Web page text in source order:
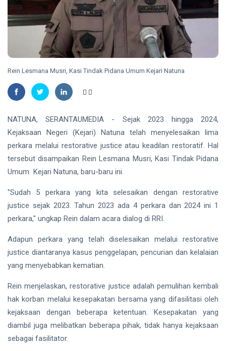
Madu,
BBKSDA
Riau
Pasang
Kandang
Jebak
HUKRIM
DPO
Kasus
Sabu
di Hotel
Solapan
08
Aug,
27
PENDIDIKAN
Unilak
Raih Juara
Harapan I
Nasional
Kategori
Disabilitas
08
Aug,
2026
33
views
Mantan
Suami
Diduga
Bacok
Perempuan
Tewas di
Pekanbaru
Aug,
2026
54
views
Siak Sri Indrapura
Prabowo Subianto
Indonesia
Pekanbaru
Rein Lesmana Musri, Kasi Tindak Pidana Umum Kejari Natuna
NATUNA, SERANTAUMEDIA - Sejak 2023 hingga 2024,
Kejaksaan Negeri (Kejari) Natuna telah menyelesaikan lima
perkara melalui restorative justice atau keadilan restoratif. Hal
tersebut disampaikan Rein Lesmana Musri, Kasi Tindak Pidana
Umum Kejari Natuna, baru-baru ini.
"Sudah 5 perkara yang kita selesaikan dengan restorative
justice sejak 2023. Tahun 2023 ada 4 perkara dan 2024 ini 1
perkara," ungkap Rein dalam acara dialog di RRI.
Adapun perkara yang telah diselesaikan melalui restorative
justice diantaranya kasus penggelapan, pencurian dan kelalaian
yang menyebabkan kematian.
Rein menjelaskan, restorative justice adalah pemulihan kembali
hak korban melalui kesepakatan bersama yang difasilitasi oleh
kejaksaan dengan beberapa ketentuan. Kesepakatan yang
diambil juga melibatkan beberapa pihak, tidak hanya kejaksaan
sebagai fasilitator.